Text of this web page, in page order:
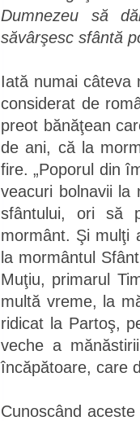
Dumnezeu să
săvârşesc sfântă
Iată numai câteva
considerat de
preot bănăţean
de ani, că la
fire. „Poporul din
veacuri bolnavii la
sfântului, ori să
mormânt. Şi mulţi
la mormântul
Muţiu, primarul
multă vreme, la
ridicat la Partoş,
veche a
încăpătoare, care
Cunoscând